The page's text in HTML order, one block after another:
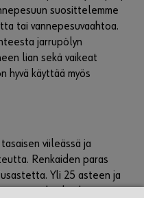
suosittelemme
tai vannepesuvaahtoa.
jarrupölyn
lian sekä vaikeat
hyvä käyttää myös
viileässä ja
Renkaiden paras
Yli 25 asteen ja